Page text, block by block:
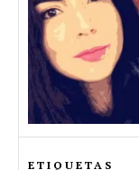
ETIQUETAS